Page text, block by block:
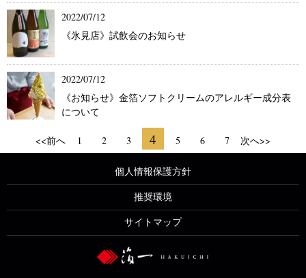
2022/07/12
《氷見店》試飲会のお知らせ
2022/07/12
《お知らせ》金箔ソフトクリームのアレルギー成分表
について
<<前へ 1 2 3 4 5 6 7 次へ>>
個人情報保護方針
推奨環境
サイトマップ